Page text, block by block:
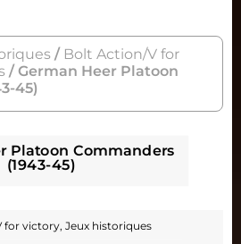
/ Bolt Action/V for
/ German Heer Platoon
45)
Platoon Commanders
(1943-45)
for victory, Jeux historiques